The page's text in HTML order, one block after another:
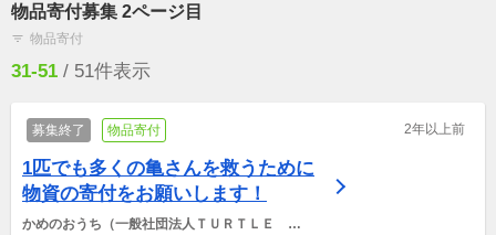
物品寄付募集 2ページ目
filter_list 物品寄付
31-51 / 51件表示
募集終了 物品寄付 2年以上前
1匹でも多くの亀さんを救うために
物資の寄付をお願いします！
かめのおうち（一般社団法人ＴＵＲＴＬＥ　Ｒ